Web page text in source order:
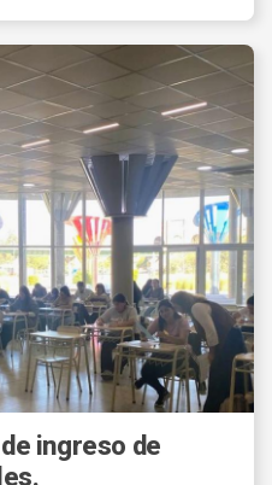
ingreso de